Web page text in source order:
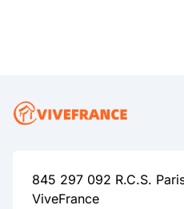
845 297 092 R.C.S.
ViveFrance